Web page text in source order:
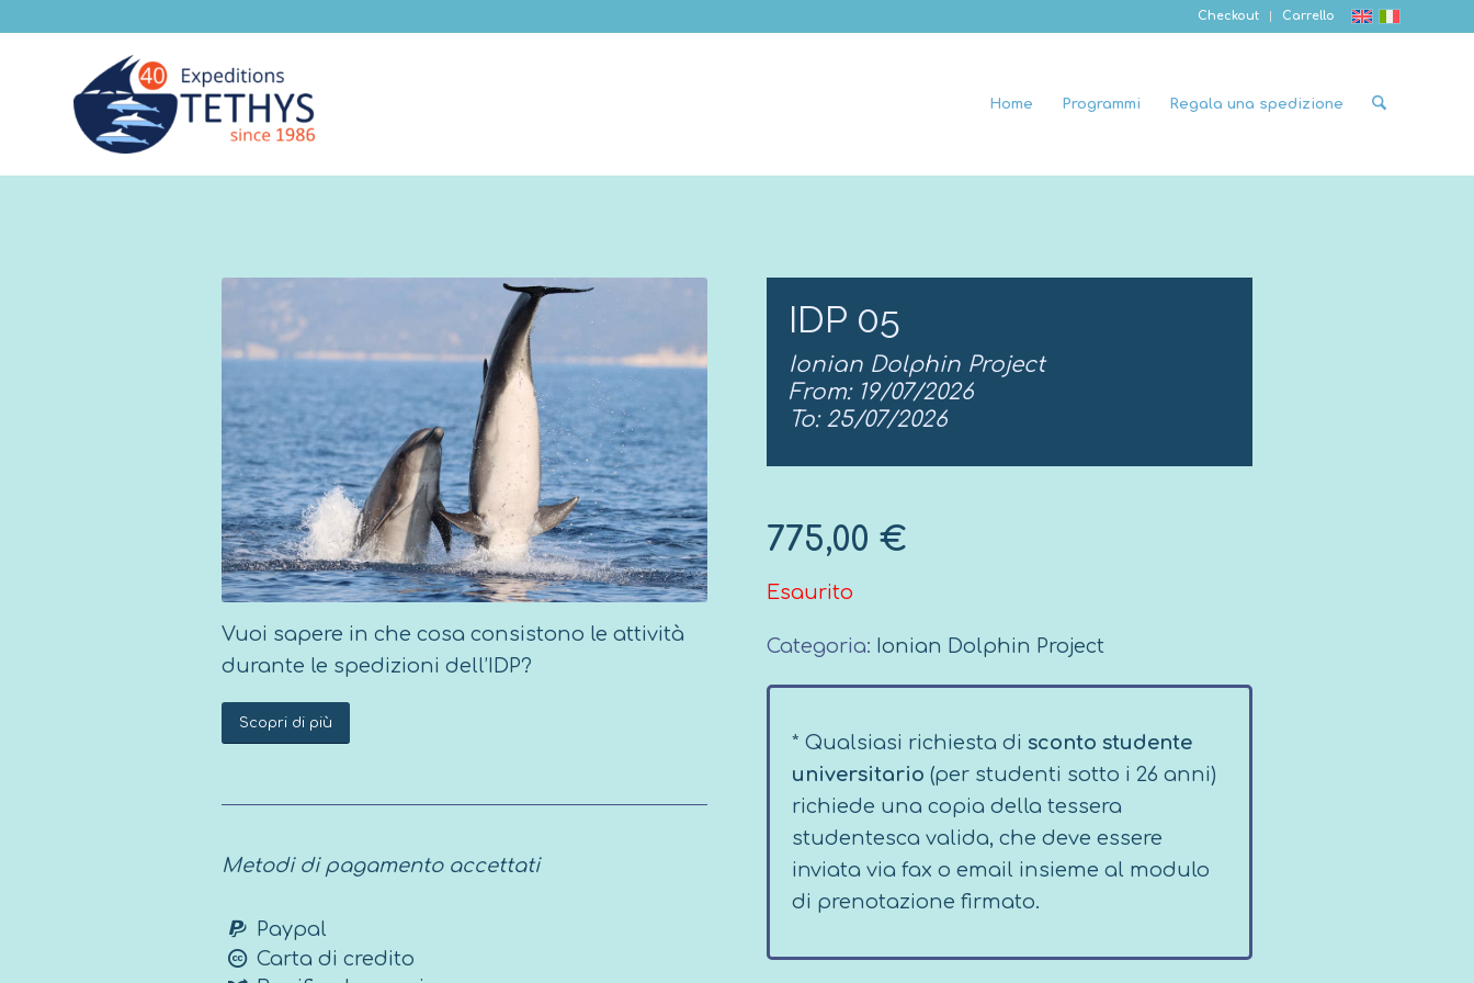
Checkout Carrello
Home Programmi Regala una spedizione
Vuoi sapere in che cosa consistono le attività
durante le spedizioni dell’IDP?
Scopri di più
Metodi di pagamento accettati
Paypal
Carta di credito
IDP 05
Ionian Dolphin Project
From: 19/07/2026
To: 25/07/2026
775,00 €
Esaurito
Categoria: Ionian Dolphin Project
* Qualsiasi richiesta di sconto studente
universitario (per studenti sotto i 26 anni)
richiede una copia della tessera
studentesca valida, che deve essere
inviata via fax o email insieme al modulo
di prenotazione firmato.